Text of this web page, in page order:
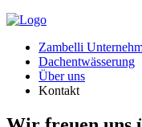
Zambelli
Dachentwässerung
Über uns
Kontakt